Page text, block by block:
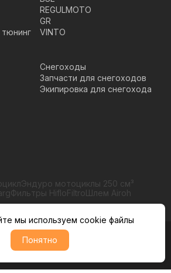
тюнинг
REGULMOTO
GR
VINTO
Снегоходы
Запчасти для снегоходов
Экипировка для снегохода
Эндуро мотоциклы 250 см³
Фильтры HifloFiltroШлем Airoh
защищены
персональных данных
мы используем cookie файлы
Понятно